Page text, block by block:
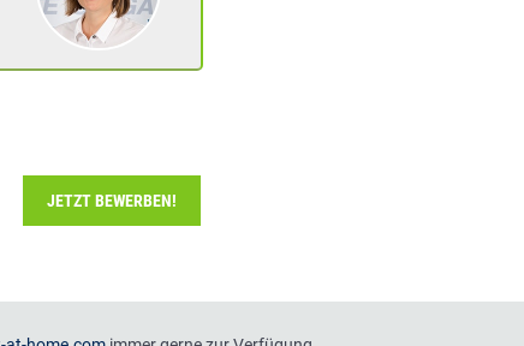
JETZT BEWERBEN!